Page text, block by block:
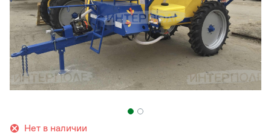
Нет в наличии